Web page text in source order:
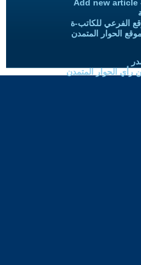
Add new article
الفرعي للكاتب-ة
الحوار المتمدن
رأي الحوار المتمدن